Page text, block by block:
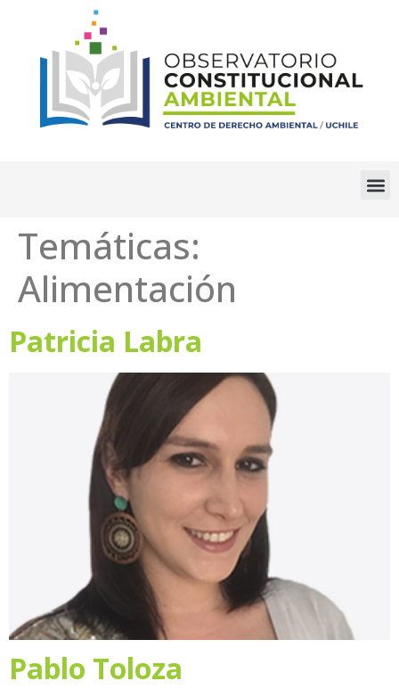
Temáticas:
Alimentación
Patricia Labra
Pablo Toloza